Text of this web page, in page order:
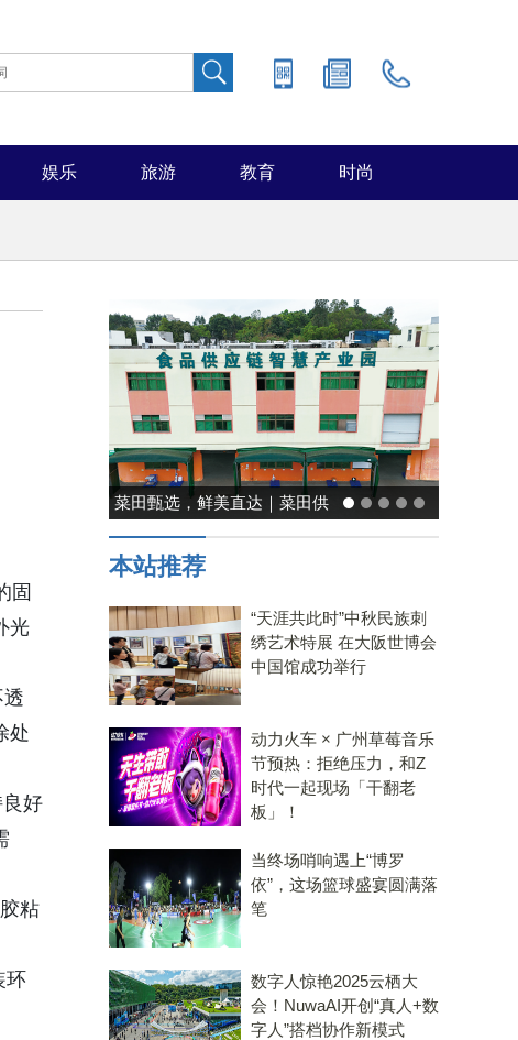
娱乐 旅游 教育 时尚
固
光
处
好
粘
环
菜田甄选，鲜美直达｜菜田供
应链，重塑净菜新鲜标准
本站推荐
“天涯共此时”中秋民族刺
绣艺术特展 在大阪世博会
中国馆成功举行
动力火车 × 广州草莓音乐
节预热：拒绝压力，和Z
时代一起现场「干翻老
板」！
当终场哨响遇上“博罗
依”，这场篮球盛宴圆满落
笔
数字人惊艳2025云栖大
会！NuwaAI开创“真人+数
字人”搭档协作新模式